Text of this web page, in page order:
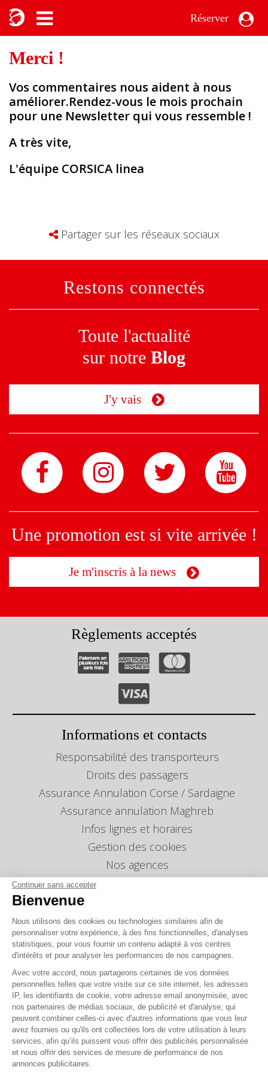
Continuer sans accepter
Bienvenue
Nous utilisons des cookies ou technologies similaires afin de
personnaliser votre expérience, à des fins fonctionnelles, d'analyses
statistiques, pour vous fournir un contenu adapté à vos centres
d'intérêts et pour analyser les performances de nos campagnes.
Avec votre accord, nous partageons certaines de vos données
personnelles telles que votre visite sur ce site internet, les adresses
IP, les identifiants de cookie, votre adresse email anonymisée, avec
nos partenaires de médias sociaux, de publicité et d'analyse, qui
peuvent combiner celles-ci avec d'autres informations que vous leur
avez fournies ou qu'ils ont collectées lors de votre utilisation à leurs
services, afin qu’ils puissent vous offrir des publicités personnalisée
et nous offrir des services de mesure de performance de nos
annonces publicitaires.
Réserver
Merci !
Vos commentaires nous aident à nous
améliorer.Rendez-vous le mois prochain
pour une Newsletter qui vous ressemble !
A très vite,
L'équipe CORSICA linea
Partager sur les réseaux sociaux
Restons connectés
Toute l'actualité
sur notre Blog
J'y vais
Une promotion est si vite arrivée !
Je m'inscris à la news
Règlements acceptés
Informations et contacts
Responsabilité des transporteurs
Droits des passagers
Assurance Annulation Corse / Sardaigne
Assurance annulation Maghreb
Infos lignes et horaires
Gestion des cookies
Nos agences
Nous envoyer un message
Info Ventes et Modifications
Politique de protection des données
personnelles
Index égalité professionnelle Femmes-Hommes
Écarts de représentation femmes-hommes dans
les postes de direction
Vous avez une question ?
La FAQ c'est ici